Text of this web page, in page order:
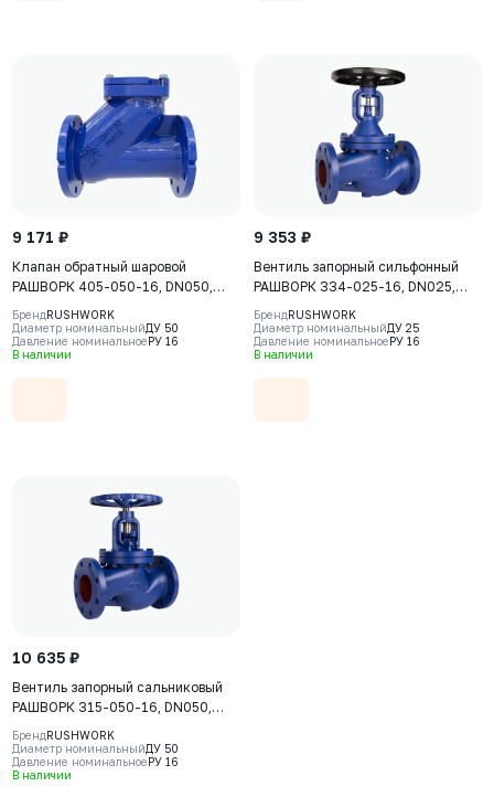
9 171 ₽
Клапан обратный шаровой
РАШВОРК 405-050-16, DN050,
PN16, корпус - GJS-400-15
(GGG40), шар - алюминий,
покрытие шара - NBR, Ф/Ф
БрендRUSHWORK
Диаметр номинальныйДУ 50
Давление номинальноеРУ 16
В наличии
9 353 ₽
Вентиль запорный сильфонный
РАШВОРК 334-025-16, DN025,
PN16, корпус - GJL-250 (GG25),
клапан - AISI420, уплотнение -
AISI420, Ф/Ф, штурвал
БрендRUSHWORK
Диаметр номинальныйДУ 25
Давление номинальноеРУ 16
В наличии
10 635 ₽
Вентиль запорный сальниковый
РАШВОРК 315-050-16, DN050,
PN16, корпус - GJL-250 (GG25),
клапан - AISI420, уплотнение -
AISI420, Ф/Ф, штурвал
БрендRUSHWORK
Диаметр номинальныйДУ 50
Давление номинальноеРУ 16
В наличии